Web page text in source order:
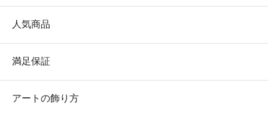
人気商品
満足保証
アートの飾り方